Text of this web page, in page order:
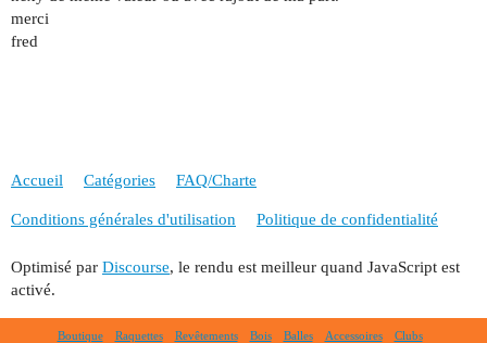
merci
fred
Accueil Catégories FAQ/Charte
Conditions générales d'utilisation Politique de confidentialité
Optimisé par Discourse, le rendu est meilleur quand JavaScript est
activé.
Boutique Raquettes Revêtements Bois Balles Accessoires Clubs